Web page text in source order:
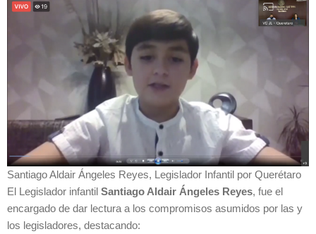
Santiago Aldair Ángeles Reyes, Legislador Infantil por Querétaro
El Legislador infantil Santiago Aldair Ángeles Reyes, fue el
encargado de dar lectura a los compromisos asumidos por las y
los legisladores, destacando: